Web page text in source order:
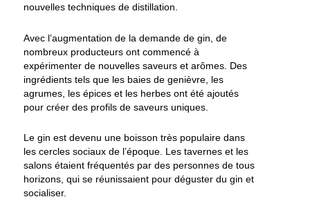
nouvelles techniques de distillation.
Avec l’augmentation de la demande de gin, de
nombreux producteurs ont commencé à
expérimenter de nouvelles saveurs et arômes. Des
ingrédients tels que les baies de genièvre, les
agrumes, les épices et les herbes ont été ajoutés
pour créer des profils de saveurs uniques.
Le gin est devenu une boisson très populaire dans
les cercles sociaux de l’époque. Les tavernes et les
salons étaient fréquentés par des personnes de tous
horizons, qui se réunissaient pour déguster du gin et
socialiser.